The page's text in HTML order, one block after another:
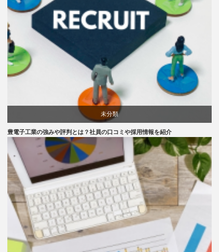
未分類
豊電子工業の強みや評判とは？社員の口コミや採用情報を紹介